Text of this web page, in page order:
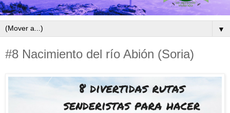
▼
#8 Nacimiento del río Abión (Soria)